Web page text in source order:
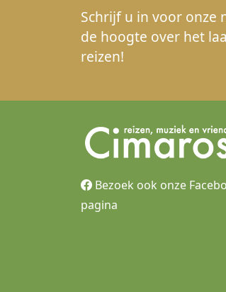
Schrijf u in voor onze
de hoogte over het
reizen!
Bezoek ook onze
pagina